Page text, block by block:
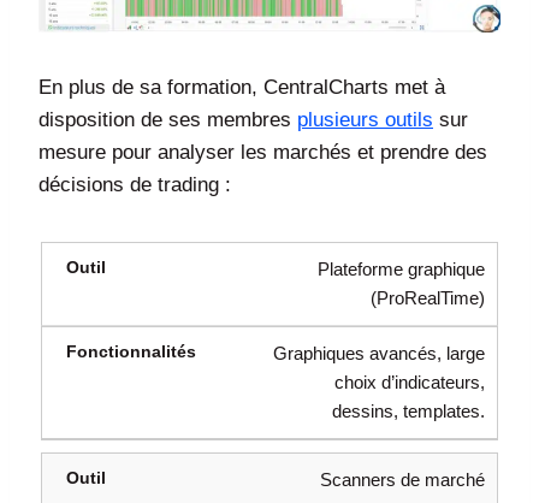
En plus de sa formation, CentralCharts met à
disposition de ses membres plusieurs outils sur
mesure pour analyser les marchés et prendre des
décisions de trading :
Plateforme graphique
(ProRealTime)
Graphiques avancés, large
choix d’indicateurs,
dessins, templates.
Scanners de marché